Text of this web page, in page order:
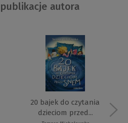
autora
20 bajek do czytania
dzieciom przed...